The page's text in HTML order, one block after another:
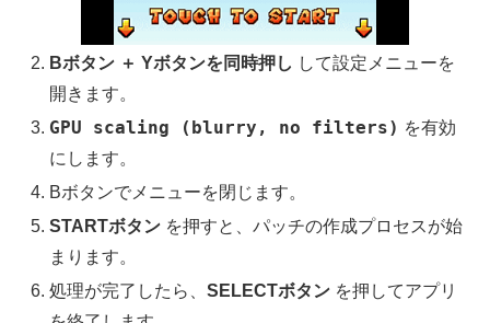
Bボタン ＋ Yボタンを同時押し して設定メニューを
開きます。
GPU scaling (blurry, no filters) を有効
にします。
Bボタンでメニューを閉じます。
STARTボタン を押すと、パッチの作成プロセスが始
まります。
処理が完了したら、SELECTボタン を押してアプリ